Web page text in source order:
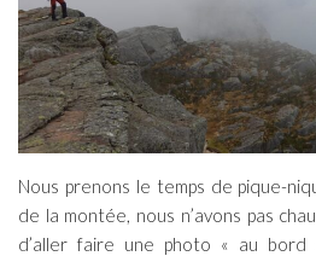
Nous prenons le temps de pique-
de la montée, nous n’avons pas
d’aller faire une photo « au bord